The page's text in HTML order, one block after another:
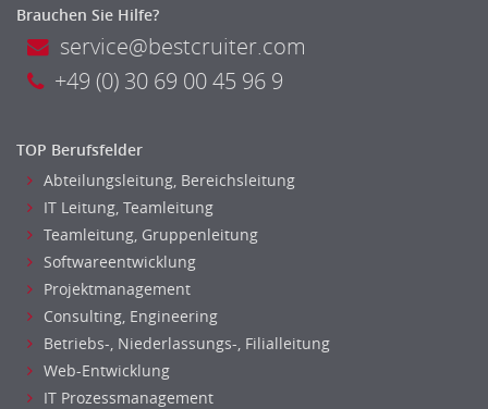
Brauchen Sie Hilfe?
service@bestcruiter.com
+49 (0) 30 69 00 45 96 9
TOP Berufsfelder
Abteilungsleitung, Bereichsleitung
IT Leitung, Teamleitung
Teamleitung, Gruppenleitung
Softwareentwicklung
Projektmanagement
Consulting, Engineering
Betriebs-, Niederlassungs-, Filialleitung
Web-Entwicklung
IT Prozessmanagement